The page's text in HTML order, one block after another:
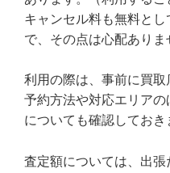
キャンセル料も無料と
で、その点は心配ありま
利用の際は、事前に買取
予約方法や対応エリア
についても確認しておき
査定額については、出